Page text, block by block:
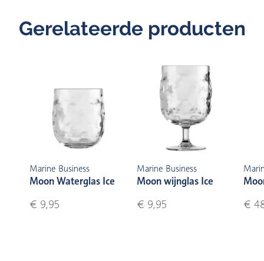
Gerelateerde producten
Marine Business
Moon Waterglas Ice
€ 9,95
Marine Business
Moon wijnglas Ice
€ 9,95
€